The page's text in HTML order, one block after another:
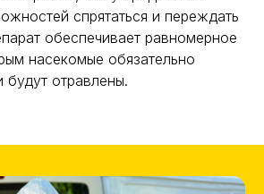
спрятаться и переждать
обеспечивает равномерное
насекомые обязательно
будут отравлены.